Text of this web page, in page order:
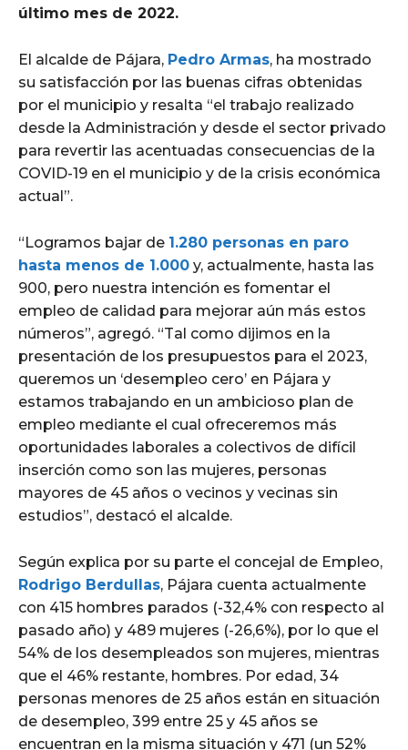
último mes de 2022.
El alcalde de Pájara, Pedro Armas, ha mostrado
su satisfacción por las buenas cifras obtenidas
por el municipio y resalta “el trabajo realizado
desde la Administración y desde el sector privado
para revertir las acentuadas consecuencias de la
COVID-19 en el municipio y de la crisis económica
actual”.
“Logramos bajar de 1.280 personas en paro
hasta menos de 1.000 y, actualmente, hasta las
900, pero nuestra intención es fomentar el
empleo de calidad para mejorar aún más estos
números”, agregó. “Tal como dijimos en la
presentación de los presupuestos para el 2023,
queremos un ‘desempleo cero’ en Pájara y
estamos trabajando en un ambicioso plan de
empleo mediante el cual ofreceremos más
oportunidades laborales a colectivos de difícil
inserción como son las mujeres, personas
mayores de 45 años o vecinos y vecinas sin
estudios”, destacó el alcalde.
Según explica por su parte el concejal de Empleo,
Rodrigo Berdullas, Pájara cuenta actualmente
con 415 hombres parados (-32,4% con respecto al
pasado año) y 489 mujeres (-26,6%), por lo que el
54% de los desempleados son mujeres, mientras
que el 46% restante, hombres. Por edad, 34
personas menores de 25 años están en situación
de desempleo, 399 entre 25 y 45 años se
encuentran en la misma situación y 471 (un 52%